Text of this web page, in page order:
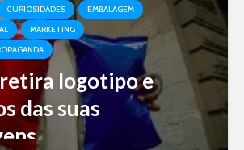
CURIOSIDADES
EMBALAGEM
MARKETING
logotipo e
das suas